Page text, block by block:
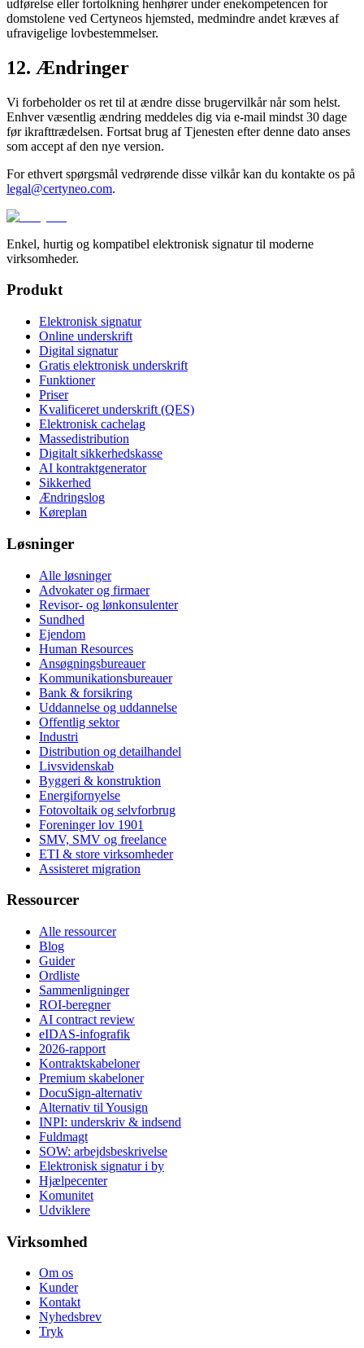
udførelse eller fortolkning henhører under enekompetencen for
domstolene ved Certyneos hjemsted, medmindre andet kræves af
ufravigelige lovbestemmelser.
12. Ændringer
Vi forbeholder os ret til at ændre disse brugervilkår når som helst.
Enhver væsentlig ændring meddeles dig via e-mail mindst 30 dage
før ikrafttrædelsen. Fortsat brug af Tjenesten efter denne dato anses
som accept af den nye version.
For ethvert spørgsmål vedrørende disse vilkår kan du kontakte os på
legal@certyneo.com.
Enkel, hurtig og kompatibel elektronisk signatur til moderne
virksomheder.
Produkt
Elektronisk signatur
Online underskrift
Digital signatur
Gratis elektronisk underskrift
Funktioner
Priser
Kvalificeret underskrift (QES)
Elektronisk cachelag
Massedistribution
Digitalt sikkerhedskasse
AI kontraktgenerator
Sikkerhed
Ændringslog
Køreplan
Løsninger
Alle løsninger
Advokater og firmaer
Revisor- og lønkonsulenter
Sundhed
Ejendom
Human Resources
Ansøgningsbureauer
Kommunikationsbureauer
Bank & forsikring
Uddannelse og uddannelse
Offentlig sektor
Industri
Distribution og detailhandel
Livsvidenskab
Byggeri & konstruktion
Energifornyelse
Fotovoltaik og selvforbrug
Foreninger lov 1901
SMV, SMV og freelance
ETI & store virksomheder
Assisteret migration
Ressourcer
Alle ressourcer
Blog
Guider
Ordliste
Sammenligninger
ROI-beregner
AI contract review
eIDAS-infografik
2026-rapport
Kontraktskabeloner
Premium skabeloner
DocuSign-alternativ
Alternativ til Yousign
INPI: underskriv & indsend
Fuldmagt
SOW: arbejdsbeskrivelse
Elektronisk signatur i by
Hjælpecenter
Komunitet
Udviklere
Virksomhed
Om os
Kunder
Kontakt
Nyhedsbrev
Tryk